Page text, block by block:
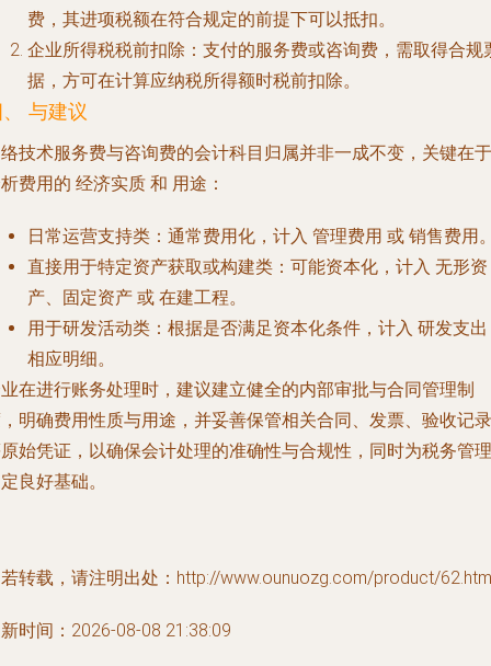
费，其进项税额在符合规定的前提下可以抵扣。
企业所得税税前扣除 ：支付的服务费或咨询费，需取得合规
据，方可在计算应纳税所得额时税前扣除。
与建议
技术服务费与咨询费的会计科目归属并非一成不变，关键在于
费用的 经济实质 和 用途 ：
日常运营支持类 ：通常费用化，计入 管理费用 或 销售费用
直接用于特定资产获取或构建类 ：可能资本化，计入 无形资
产、 固定资产 或 在建工程。
用于研发活动类 ：根据是否满足资本化条件，计入 研发支出
相应明细。
在进行账务处理时，建议建立健全的内部审批与合同管理制
明确费用性质与用途，并妥善保管相关合同、发票、验收记录
始凭证，以确保会计处理的准确性与合规性，同时为税务管理
良好基础。
转载，请注明出处：http://www.ounuozg.com/product/
时间：2026-08-08 21:38:09